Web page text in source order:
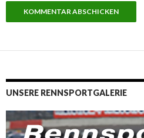
UNSERE RENNSPORTGALERIE